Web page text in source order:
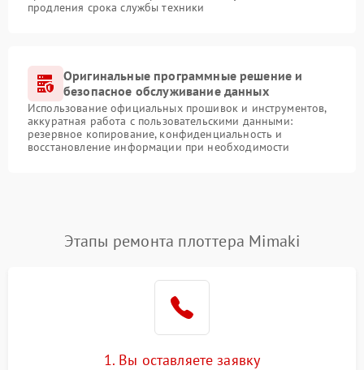
продления срока службы техники
Оригинальные программные решение и
безопасное обслуживание данных
Использование официальных прошивок и инструментов,
аккуратная работа с пользовательскими данными:
резервное копирование, конфиденциальность и
восстановление информации при необходимости
Этапы ремонта плоттера Mimaki
1. Вы оставляете заявку